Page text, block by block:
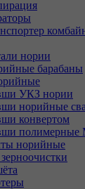
нории
барабаны
УКЗ нории
норийные
конвертом
норийные